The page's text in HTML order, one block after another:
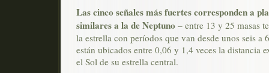
Las cinco señales más fuertes corresponden a
similares a la de Neptuno – entre 13 y 25 masas
la estrella con períodos que van desde unos seis a
están ubicados entre 0,06 y 1,4 veces la distancia
el Sol de su estrella central.